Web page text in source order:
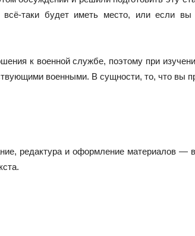
таки будет иметь место, или если
к военной службе, поэтому при
военными. В сущности, то, что вы
редактура и оформление материалов —